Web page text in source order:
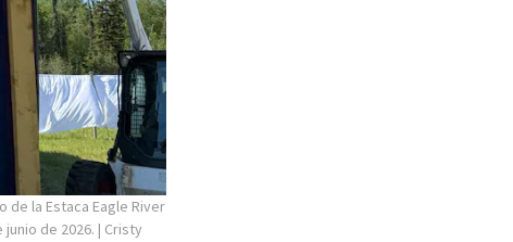
la Estaca Eagle River
de 2026. | Cristy